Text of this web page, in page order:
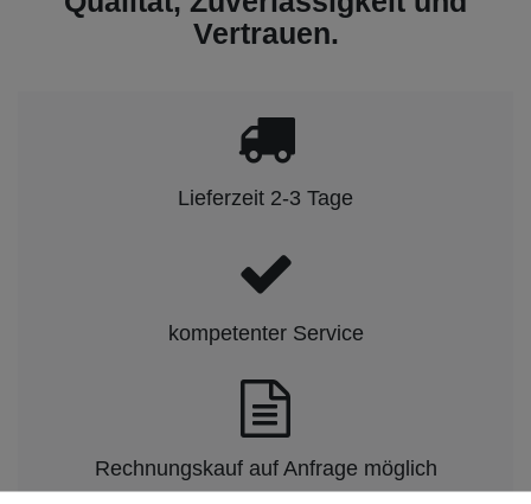
Vertrauen.
Lieferzeit 2-3 Tage
kompetenter Service
Rechnungskauf auf Anfrage möglich